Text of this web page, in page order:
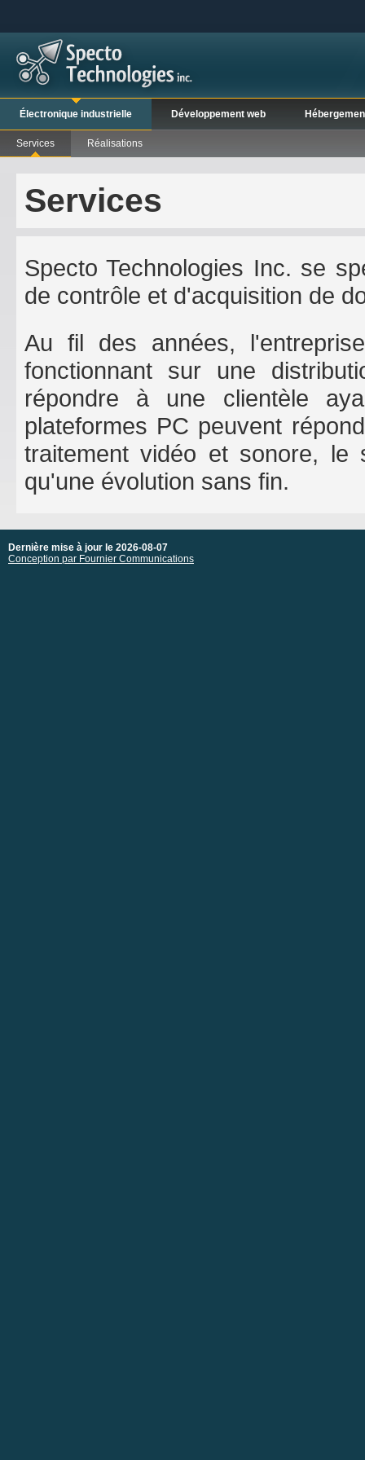
Électronique industrielle
Services Réalisations
Développement web
Services
Specto Technologies Inc. se
de contrôle et d'acquisition de
Au fil des années,
fonctionnant sur une
répondre à une clientèle
plateformes PC peuvent
traitement vidéo et sonore, le
qu'une évolution sans fin.
Dernière mise à jour le 2026-08-07
Conception par Fournier Communications